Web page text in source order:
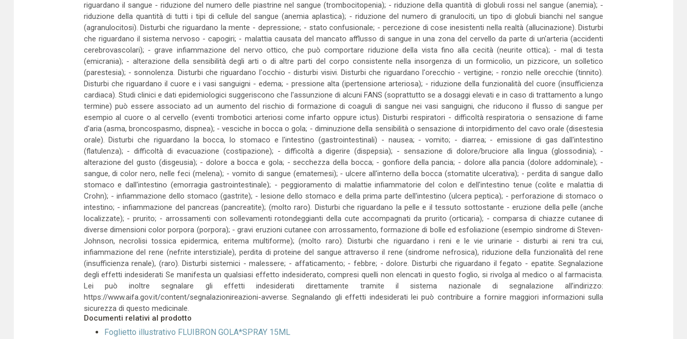
riguardano il sangue - riduzione del numero delle piastrine nel sangue (trombocitopenia); - riduzione della quantità di globuli rossi nel sangue (anemia); -
riduzione della quantità di tutti i tipi di cellule del sangue (anemia aplastica); - riduzione del numero di granulociti, un tipo di globuli bianchi nel sangue
(agranulocitosi). Disturbi che riguardano la mente - depressione; - stato confusionale; - percezione di cose inesistenti nella realtà (allucinazione). Disturbi
che riguardano il sistema nervoso - capogiri; - malattia causata del mancato afflusso di sangue in una zona del cervello da parte di un'arteria (accidenti
cerebrovascolari); - grave infiammazione del nervo ottico, che può comportare riduzione della vista fino alla cecità (neurite ottica); - mal di testa
(emicrania); - alterazione della sensibilità degli arti o di altre parti del corpo consistente nella insorgenza di un formicolio, un pizzicore, un solletico
(parestesia); - sonnolenza. Disturbi che riguardano l'occhio - disturbi visivi. Disturbi che riguardano l'orecchio - vertigine; - ronzio nelle orecchie (tinnito).
Disturbi che riguardano il cuore e i vasi sanguigni - edema; - pressione alta (ipertensione arteriosa); - riduzione della funzionalità del cuore (insufficienza
cardiaca). Studi clinici e dati epidemiologici suggeriscono che l'assunzione di alcuni FANS (soprattutto se a dosaggi elevati e in caso di trattamento a lungo
termine) può essere associato ad un aumento del rischio di formazione di coaguli di sangue nei vasi sanguigni, che riducono il flusso di sangue per
esempio al cuore o al cervello (eventi trombotici arteriosi come infarto oppure ictus). Disturbi respiratori - difficoltà respiratoria o sensazione di fame
d'aria (asma, broncospasmo, dispnea); - vesciche in bocca o gola; - diminuzione della sensibilità o sensazione di intorpidimento del cavo orale (disestesia
orale). Disturbi che riguardano la bocca, lo stomaco e l'intestino (gastrointestinali) - nausea; - vomito; - diarrea; - emissione di gas dall'intestino
(flatulenza); - difficoltà di evacuazione (costipazione); - difficoltà a digerire (dispepsia); - sensazione di dolore/bruciore alla lingua (glossodinia); -
alterazione del gusto (disgeusia); - dolore a bocca e gola; - secchezza della bocca; - gonfiore della pancia; - dolore alla pancia (dolore addominale); -
sangue, di color nero, nelle feci (melena); - vomito di sangue (ematemesi); - ulcere all'interno della bocca (stomatite ulcerativa); - perdita di sangue dallo
stomaco e dall'intestino (emorragia gastrointestinale); - peggioramento di malattie infiammatorie del colon e dell'intestino tenue (colite e malattia di
Crohn); - infiammazione dello stomaco (gastrite); - lesione dello stomaco e della prima parte dell'intestino (ulcera peptica); - perforazione di stomaco o
intestino; - infiammazione del pancreas (pancreatite); (molto raro). Disturbi che riguardano la pelle e il tessuto sottostante - eruzione della pelle (anche
localizzate); - prurito; - arrossamenti con sollevamenti rotondeggianti della cute accompagnati da prurito (orticaria); - comparsa di chiazze cutanee di
diverse dimensioni color porpora (porpora); - gravi eruzioni cutanee con arrossamento, formazione di bolle ed esfoliazione (esempio sindrome di Steven-
Johnson, necrolisi tossica epidermica, eritema multiforme); (molto raro). Disturbi che riguardano i reni e le vie urinarie - disturbi ai reni tra cui,
infiammazione del rene (nefrite interstiziale), perdita di proteine del sangue attraverso il rene (sindrome nefrosica), riduzione della funzionalità del rene
(insufficienza renale), (raro). Disturbi sistemici - malessere; - affaticamento; - febbre; - dolore. Disturbi che riguardano il fegato - epatite. Segnalazione
degli effetti indesiderati Se manifesta un qualsiasi effetto indesiderato, compresi quelli non elencati in questo foglio, si rivolga al medico o al farmacista.
Lei può inoltre segnalare gli effetti indesiderati direttamente tramite il sistema nazionale di segnalazione all’indirizzo:
https://www.aifa.gov.it/content/segnalazionireazioni-avverse. Segnalando gli effetti indesiderati lei può contribuire a fornire maggiori informazioni sulla
sicurezza di questo medicinale.
Documenti relativi al prodotto
Foglietto illustrativo FLUIBRON GOLA*SPRAY 15ML